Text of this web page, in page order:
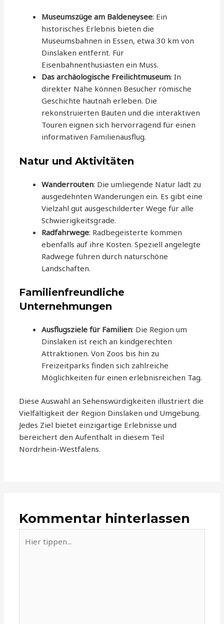
Museumszüge am Baldeneysee: Ein
historisches Erlebnis bieten die
Museumsbahnen in Essen, etwa 30 km von
Dinslaken entfernt. Für
Eisenbahnenthusiasten ein Muss.
Das archäologische Freilichtmuseum: In
direkter Nähe können Besucher römische
Geschichte hautnah erleben. Die
rekonstruierten Bauten und die interaktiven
Touren eignen sich hervorragend für einen
informativen Familienausflug.
Natur und Aktivitäten
Wanderrouten: Die umliegende Natur lädt zu
ausgedehnten Wanderungen ein. Es gibt eine
Vielzahl gut ausgeschilderter Wege für alle
Schwierigkeitsgrade.
Radfahrwege: Radbegeisterte kommen
ebenfalls auf ihre Kosten. Speziell angelegte
Radwege führen durch naturschöne
Landschaften.
Familienfreundliche
Unternehmungen
Ausflugsziele für Familien: Die Region um
Dinslaken ist reich an kindgerechten
Attraktionen. Von Zoos bis hin zu
Freizeitparks finden sich zahlreiche
Möglichkeiten für einen erlebnisreichen Tag.
Diese Auswahl an Sehenswürdigkeiten illustriert die
Vielfältigkeit der Region Dinslaken und Umgebung.
Jedes Ziel bietet einzigartige Erlebnisse und
bereichert den Aufenthalt in diesem Teil
Nordrhein-Westfalens.
Kommentar hinterlassen
tippen...